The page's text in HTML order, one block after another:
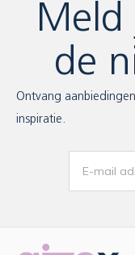
Meld
de
Ontvang
inspiratie.